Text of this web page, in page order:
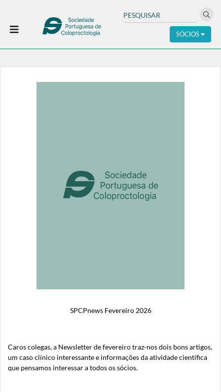
SÓCIOS
SPCPnews Fevereiro 2026
Caros colegas, a Newsletter de fevereiro traz-nos dois bons artigos,
um caso clínico interessante e informações da atividade científica
que pensamos interessar a todos os sócios.